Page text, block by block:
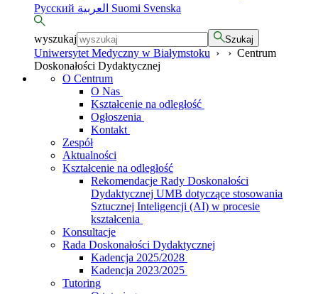
Русский
Suomi Svenska
wyszukaj Szukaj
Uniwersytet Medyczny w Białymstoku › › Centrum
Doskonałości Dydaktycznej
O Centrum
O Nas
Kształcenie na odległość
Ogłoszenia
Kontakt
Zespół
Aktualności
Kształcenie na odległość
Rekomendacje Rady Doskonałości
Dydaktycznej UMB dotyczące stosowania
Sztucznej Inteligencji (AI) w procesie
kształcenia
Konsultacje
Rada Doskonałości Dydaktycznej
Kadencja 2025/2028
Kadencja 2023/2025
Tutoring